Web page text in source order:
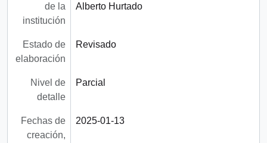
de la
institución
Alberto Hurtado
Estado de
elaboración
Revisado
Nivel de
detalle
Parcial
Fechas de
creación,
2025-01-13